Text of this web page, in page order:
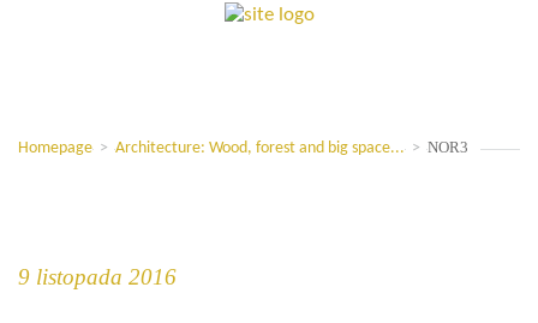
Homepage > Architecture: Wood, forest and big space... > NOR3
9 listopada 2016